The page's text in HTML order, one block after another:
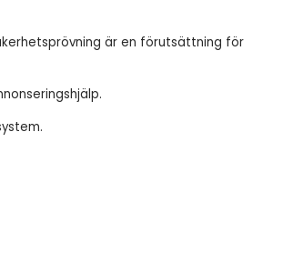
är en förutsättning för